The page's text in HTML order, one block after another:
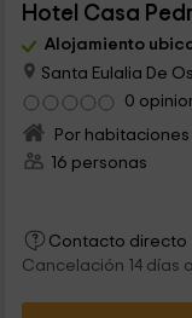
Hotel Casa
Alojamiento
Santa Eulalia De
0
Por habitaciones
16 personas
Contacto directo
Cancelación 14 días